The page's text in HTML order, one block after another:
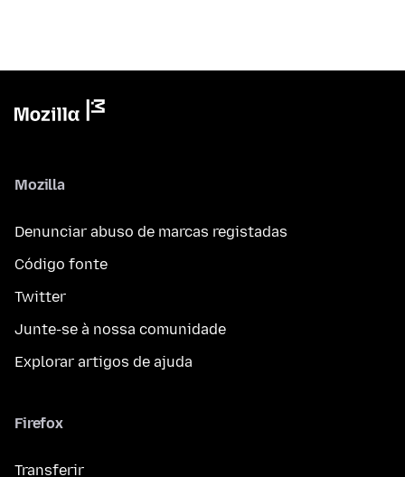
Mozilla
Denunciar abuso de marcas registadas
Código fonte
Twitter
Junte-se à nossa comunidade
Explorar artigos de ajuda
Firefox
Transferir